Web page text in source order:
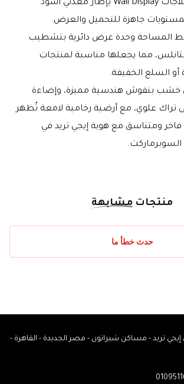
جاهزة للتحميل والعرض.
السلع الخفيفة.
سبوتات مرتبة على تراك علوي، مع أرضية رخامية لامعة تُظهر
منتجات مشابهة
حدث خطأ ما
إيجي تريد - مساكن شيراتون - مصر الجديدة - القاهرة -